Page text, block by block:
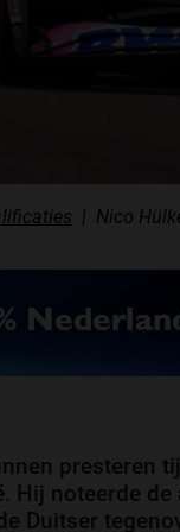
Nico
presteren
Hij noteerde de
Duitser